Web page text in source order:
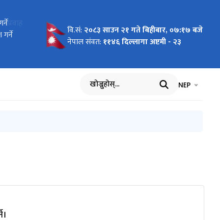
०९-२०
वि.सं: २०८३ साउन २१ गते बिहीबार, ०७:१७ बजे
नेपाल संवत: ११४६ दिल्लागा अष्टमी - २३
खोज्नुहोस् भाषा चयन
NEP
विवरण